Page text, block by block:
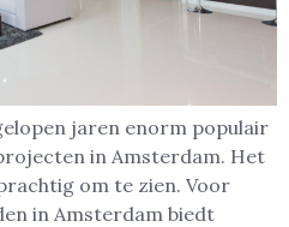
jaren enorm populair
in Amsterdam. Het
om te zien. Voor
in Amsterdam biedt